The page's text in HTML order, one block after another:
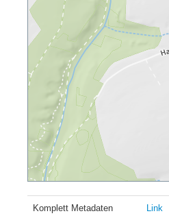
Komplett Metadaten Link